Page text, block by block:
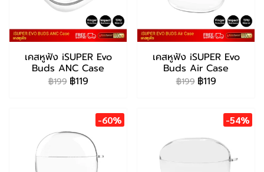
เคสหูฟัง iSUPER Evo
Buds ANC Case
฿199 ฿119
เคสหูฟัง iSUPER Evo
Buds Air Case
฿199 ฿119
-60% -54%